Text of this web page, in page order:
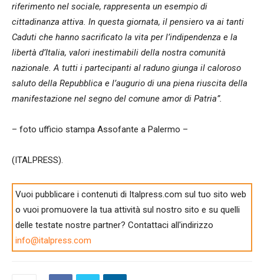
riferimento nel sociale, rappresenta un esempio di
cittadinanza attiva. In questa giornata, il pensiero va ai tanti
Caduti che hanno sacrificato la vita per l’indipendenza e la
libertà d’Italia, valori inestimabili della nostra comunità
nazionale. A tutti i partecipanti al raduno giunga il caloroso
saluto della Repubblica e l’augurio di una piena riuscita della
manifestazione nel segno del comune amor di Patria”.
– foto ufficio stampa Assofante a Palermo –
(ITALPRESS).
Vuoi pubblicare i contenuti di Italpress.com sul tuo sito web
o vuoi promuovere la tua attività sul nostro sito e su quelli
delle testate nostre partner? Contattaci all'indirizzo
info@italpress.com